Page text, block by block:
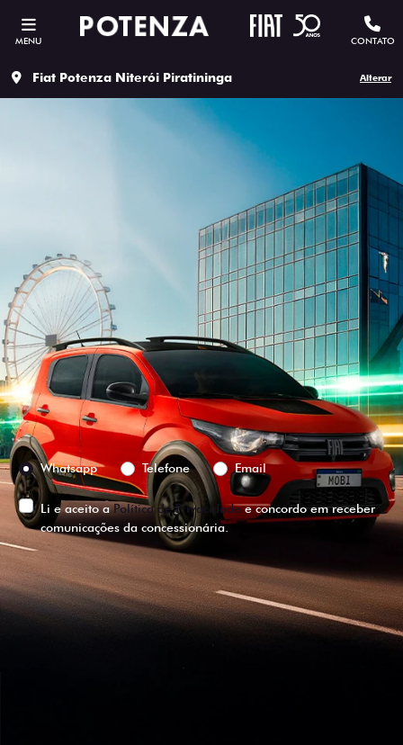
MENU CONTATO
Fiat Potenza Niterói Piratininga Alterar
ESTOU INTERESSADO
Versão escolhida
Preferência de contato:
Whatsapp
Telefone Email
Li e aceito aPolítica de Privacidadee concordo em receber
comunicações da concessionária.
ENTRAR EM CONTATO